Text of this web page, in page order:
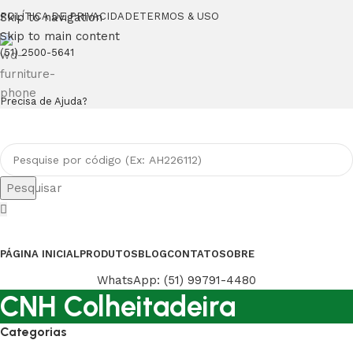
Skip to navigation
Skip to main content
POLÍTICA DE PRIVACIDADETERMOS & USO
(51) 2500-5641
Precisa de Ajuda?
Pesquisar
PÁGINA INICIALPRODUTOSBLOGCONTATOSOBRE
WhatsApp: (51) 99791-4480
CNH Colheitadeira
Categorias